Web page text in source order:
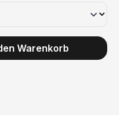
Wert ein oder
Warenkorb